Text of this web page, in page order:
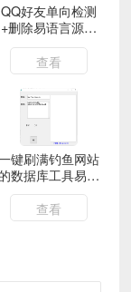
QQ好友单向检测
+删除易语言源码
附成品
查看
键刷满钓鱼网站
的数据库工具易语
言源码
查看